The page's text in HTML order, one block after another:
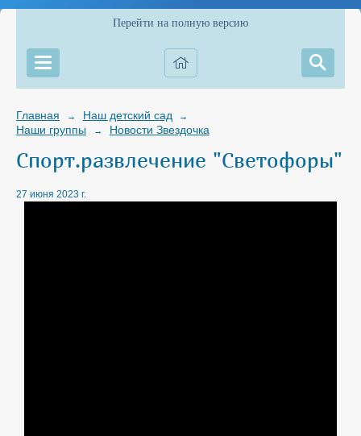
Перейти на полную версию
Главная → Наш детский сад →
Наши группы → Новости Звездочка
Спорт.развлечение "Светофоры"
27 июня 2023 г.